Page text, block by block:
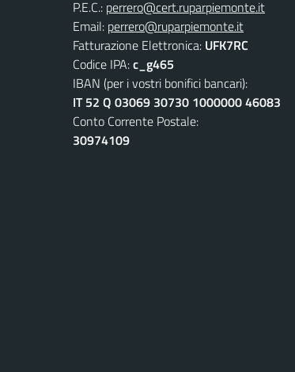
P.E.C.: perrero@cert.ruparpiemonte.it
Email: perrero@ruparpiemonte.it
Fatturazione Elettronica: UFK7RC
Codice IPA:c_g465
IBAN (per i vostri bonifici bancari):
IT 52 Q 03069 30730 1000000 46083
Conto Corrente Postale:
30974109